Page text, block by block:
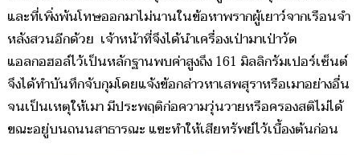
และที่เพิ่งพ้นโทษออกมาไม่นานในข้อหาพรากผู้เยาว์จากเรือนจำ
หลังสวนอีกด้วย เจ้าหน้าที่จึงได้นำเครื่องเป่ามาเป่าวัด
แอลกอฮอล์ไว้เป็นหลักฐานพบค่าสูงถึง 161 มิลลิกรัมเปอร์เซ็นต์
จึงได้ทำบันทึกจับกุมโดยแจ้งข้อกล่าวหาเสพสุราหรือเมาอย่างอื่น
จนเป็นเหตุให้เมา มีประพฤติก่อความวุ่นวายหรือครองสติไม่ได้
ขณะอยู่บนถนนสาธารณะ แฃะทำให้เสียทรัพย์ไว้เบื้องต้นก่อน